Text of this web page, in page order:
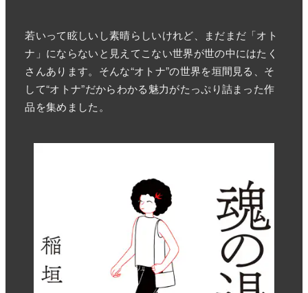
若いって眩しいし素晴らしいけれど、まだまだ「オト
ナ」にならないと見えてこない世界が世の中にはたく
さんあります。そんな“オトナ”の世界を垣間見る、そ
して“オトナ”だからわかる魅力がたっぷり詰まった作
品を集めました。